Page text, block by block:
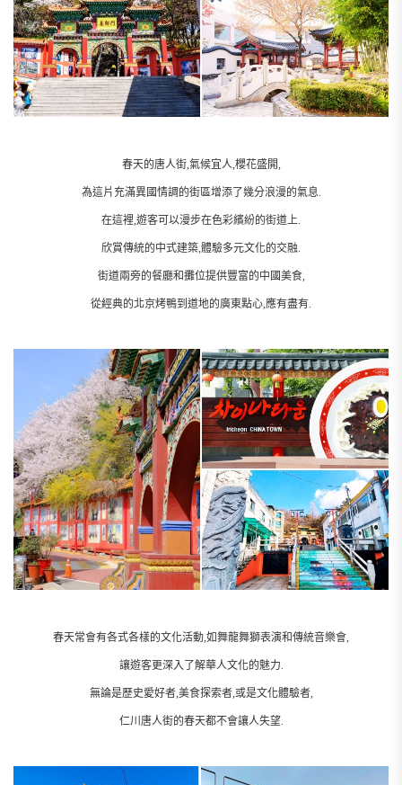
春天的唐人街,氣候宜人,櫻花盛開,
為這片充滿異國情調的街區增添了幾分浪漫的氣息.
在這裡,遊客可以漫步在色彩繽紛的街道上.
欣賞傳統的中式建築,體驗多元文化的交融.
街道兩旁的餐廳和攤位提供豐富的中國美食,
從經典的北京烤鴨到道地的廣東點心,應有盡有.
春天常會有各式各樣的文化活動,如舞龍舞獅表演和傳統音樂會,
讓遊客更深入了解華人文化的魅力.
無論是歷史愛好者,美食探索者,或是文化體驗者,
仁川唐人街的春天都不會讓人失望.